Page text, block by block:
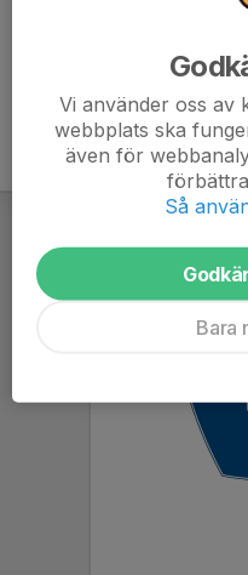
Vi använder oss av
webbplats ska
även för
Så
Bara